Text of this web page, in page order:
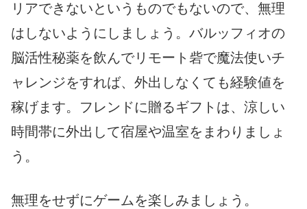
リアできないというものでもないので、無理
はしないようにしましょう。バルッフィオの
脳活性秘薬を飲んでリモート砦で魔法使いチ
ャレンジをすれば、外出しなくても経験値を
稼げます。フレンドに贈るギフトは、涼しい
時間帯に外出して宿屋や温室をまわりましょ
う。
無理をせずにゲームを楽しみましょう。